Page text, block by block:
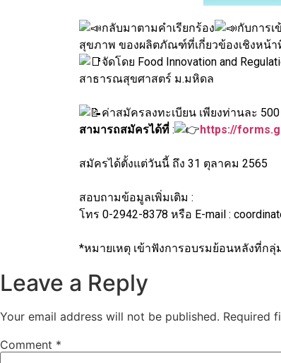
กลับมาตามคำเรียกร้อง กับการเ
สุขภาพ ของผลิตภัณฑ์ที่เกี่ยวข้องเชิงหน้า
จัดโดย Food Innovation and
สาธารณสุขศาสตร์ ม.มหิดล
ค่าสมัครลงทะเบียน เพียงท่านละ
สามารถสมัครได้ที่ : https://
สมัครได้ตั้งแต่วันนี้ ถึง 31 ตุลาคม 2565
สอบถามข้อมูลเพิ่มเติม :
โทร 0-2942-8378 หรือ E-mail :
*หมายเหตุ เข้าฟังการอบรมย้อนหลังที่กลุ่
Leave a Reply
Your email address will not be published. Required
Comment *